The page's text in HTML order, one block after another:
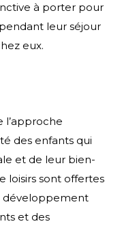
à porter pour
leur séjour
eux.
l’approche
des enfants qui
et de leur bien-
loisirs sont offertes
développement
et des